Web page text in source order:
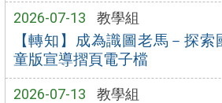
2026-07-13 教學組
【轉知】成為識圖老馬－探
童版宣導摺頁電子檔
2026-07-13 教學組